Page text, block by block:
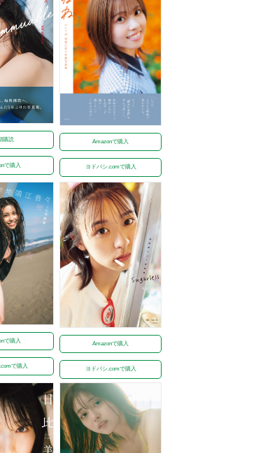
購読
で購入
Amazonで購入
ヨドバシ.comで購入
で購入
で購入
Amazonで購入
ヨドバシ.comで購入